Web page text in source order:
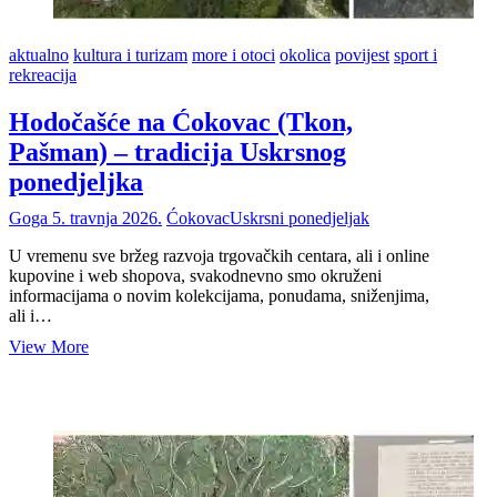
aktualno kultura i turizam more i otoci okolica povijest sport i
rekreacija
Hodočašće na Ćokovac (Tkon,
Pašman) – tradicija Uskrsnog
ponedjeljka
Goga 5. travnja 2026. ĆokovacUskrsni ponedjeljak
U vremenu sve bržeg razvoja trgovačkih centara, ali i online
kupovine i web shopova, svakodnevno smo okruženi
informacijama o novim kolekcijama, ponudama, sniženjima,
ali i…
View MoreHodočašće
–
tradicija
Uskrsnog